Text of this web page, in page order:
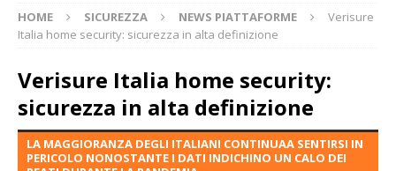
HOME SICUREZZA NEWS PIATTAFORME
Verisure
Italia home security: sicurezza in alta definizione
Verisure Italia home security:
sicurezza in alta definizione
LA MAGGIORANZA DEGLI ITALIANI CONTINUAA SENTIRSI IN
PERICOLO NONOSTANTE I DATI INDICHINO UN CALO DEI